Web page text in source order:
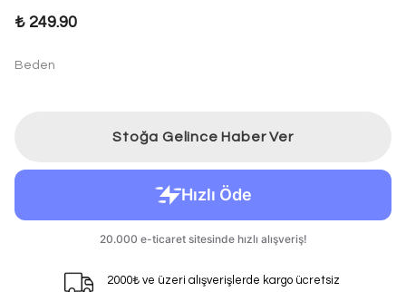
₺ 249.90
Beden
Stoğa Gelince Haber Ver
2000₺ ve üzeri alışverişlerde kargo ücretsiz